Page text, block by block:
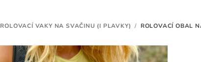
ROLOVACÍ VAKY NA SVAČINU (I PLAVKY) / ROLOVACÍ OBAL